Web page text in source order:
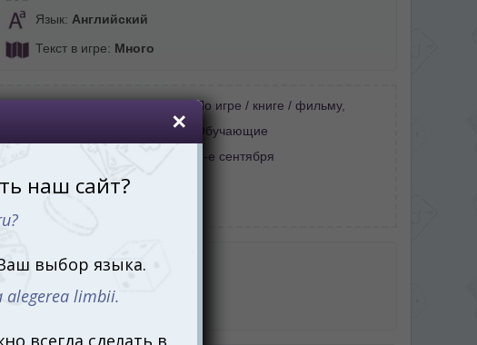
Язык: Английский
Текст в игре: Много
По игре / книге / фильму,
Тренируем память
Обучающие
1-е сентября
Кому: Ребенку
Что в коробке
правила игры